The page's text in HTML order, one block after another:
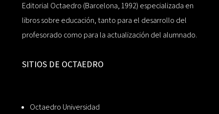
Editorial Octaedro (Barcelona, 1992) especializada en
libros sobre educación, tanto para el desarrollo del
profesorado como para la actualización del alumnado.
SITIOS DE OCTAEDRO
Octaedro Universidad